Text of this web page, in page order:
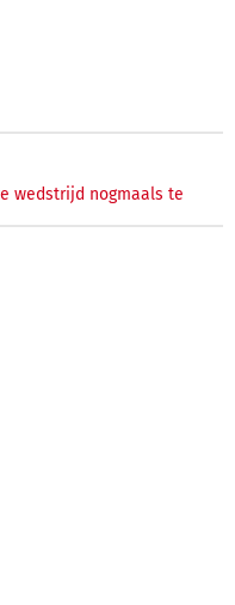
wedstrijd nogmaals te